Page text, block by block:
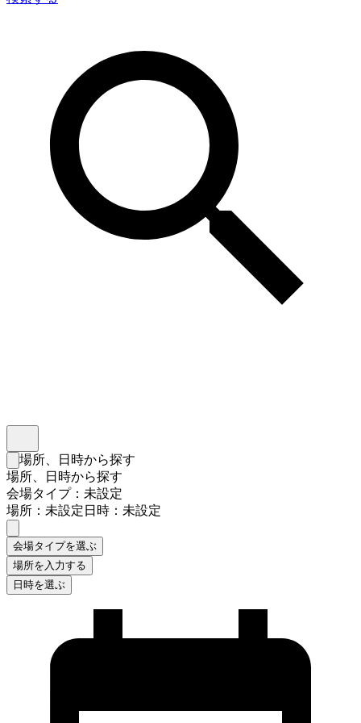
検索フォームを閉じる
場所、日時から探す
場所、日時から探す
会場タイプ：未設定
場所：未設定日時：未設定
会場タイプを選ぶ
場所を入力する
日時を選ぶ